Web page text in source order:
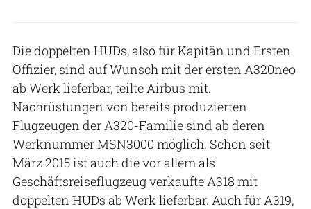
Die doppelten HUDs, also für Kapitän und Ersten
Offizier, sind auf Wunsch mit der ersten A320neo
ab Werk lieferbar, teilte Airbus mit.
Nachrüstungen von bereits produzierten
Flugzeugen der A320-Familie sind ab deren
Werknummer MSN3000 möglich. Schon seit
März 2015 ist auch die vor allem als
Geschäftsreiseflugzeug verkaufte A318 mit
doppelten HUDs ab Werk lieferbar. Auch für A319,